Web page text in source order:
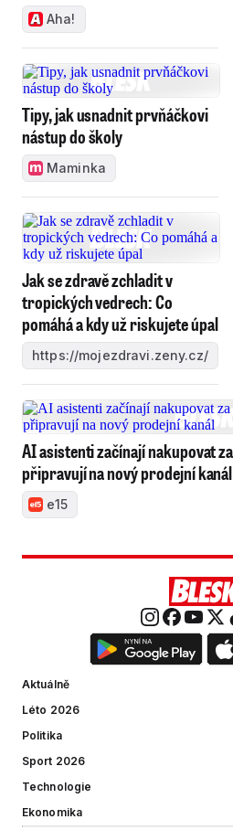
Aha!
Tipy, jak usnadnit prvňáčkovi
nástup do školy
Maminka
Jak se zdravě zchladit v
tropických vedrech: Co
pomáhá a kdy už riskujete úpal
https://mojezdravi.zeny.cz/
AI asistenti začínají nakupovat
připravují na nový prodejní kanál
e15
Aktuálně
Léto 2026
Politika
Sport 2026
Technologie
Ekonomika